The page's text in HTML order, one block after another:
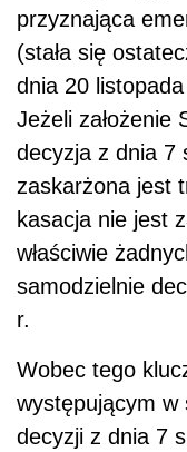
przyznająca
(stała się
dnia 20
Jeżeli założenie
decyzja z dnia 7
zaskarżona jest
kasacja nie jest
właściwie
samodzielnie
r.
Wobec tego
występującym w
decyzji z dnia 7